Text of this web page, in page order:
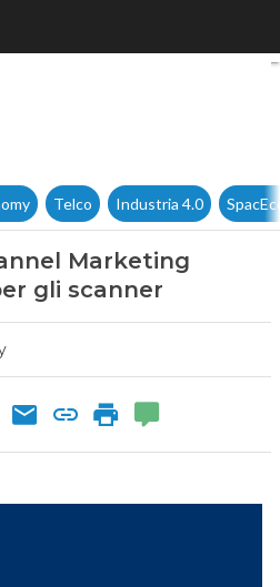
Walker è Channel
Telco Industria 4.0
Marketing
gli scanner